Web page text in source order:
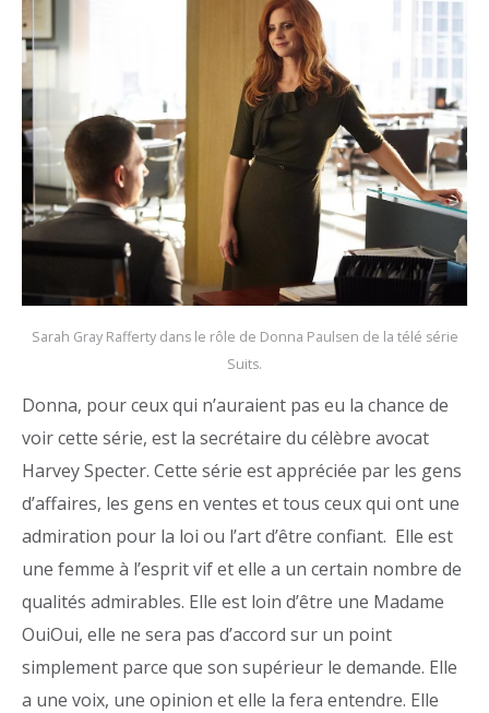
Sarah Gray Rafferty dans le rôle de Donna Paulsen de la télé série
Suits.
Donna, pour ceux qui n’auraient pas eu la chance de
voir cette série, est la secrétaire du célèbre avocat
Harvey Specter. Cette série est appréciée par les gens
d’affaires, les gens en ventes et tous ceux qui ont une
admiration pour la loi ou l’art d’être confiant. Elle est
une femme à l’esprit vif et elle a un certain nombre de
qualités admirables. Elle est loin d’être une Madame
OuiOui, elle ne sera pas d’accord sur un point
simplement parce que son supérieur le demande. Elle
a une voix, une opinion et elle la fera entendre. Elle